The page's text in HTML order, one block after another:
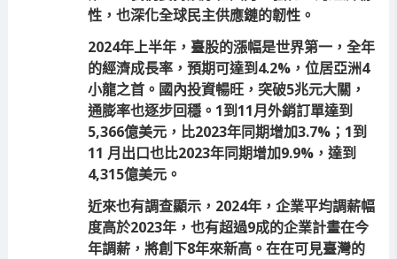
性，也深化全球民主供應鏈的韌性。
2024年上半年，臺股的漲幅是世界第一，全年
的經濟成長率，預期可達到4.2%，位居亞洲4
小龍之首。國內投資暢旺，突破5兆元大關，
通膨率也逐步回穩。1到11月外銷訂單達到
5,366億美元，比2023年同期增加3.7%；1到
11 月出口也比2023年同期增加9.9%，達到
4,315億美元。
近來也有調查顯示，2024年，企業平均調薪幅
度高於2023年，也有超過9成的企業計畫在今
年調薪，將創下8年來新高。在在可見臺灣的